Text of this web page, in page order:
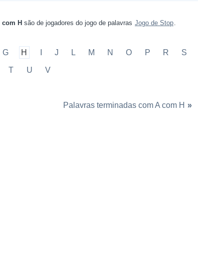
H são de jogadores do jogo de palavras Jogo de Stop.
G H J L M N O P R S
T U V
Palavras terminadas com A com H »